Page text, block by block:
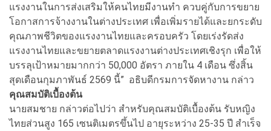
แรงงานในการส่งเสริมให้คนไทยมีงานทำ ควบคู่กับการขยาย
โอกาสการจ้างงานในต่างประเทศ เพื่อเพิ่มรายได้และยกระดับ
คุณภาพชีวิตของแรงงานไทยและครอบครัว โดยเร่งรัดส่ง
แรงงานไทยและขยายตลาดแรงงานต่างประเทศเชิงรุก เพื่อให้
บรรลุเป้าหมายมากกว่า 50,000 อัตรา ภายใน 4 เดือน ซึ่งสิ้น
สุดเดือนกุมภาพันธ์ 2569 นี้” อธิบดีกรมการจัดหางาน กล่าว
คุณสมบัติเบื้องต้น
นายสมชาย กล่าวต่อไปว่า สำหรับคุณสมบัติเบื้องต้น รับหญิง
ไทยส่วนสูง 165 เซนติเมตรขึ้นไป อายุระหว่าง 25-35 ปี สำเร็จ